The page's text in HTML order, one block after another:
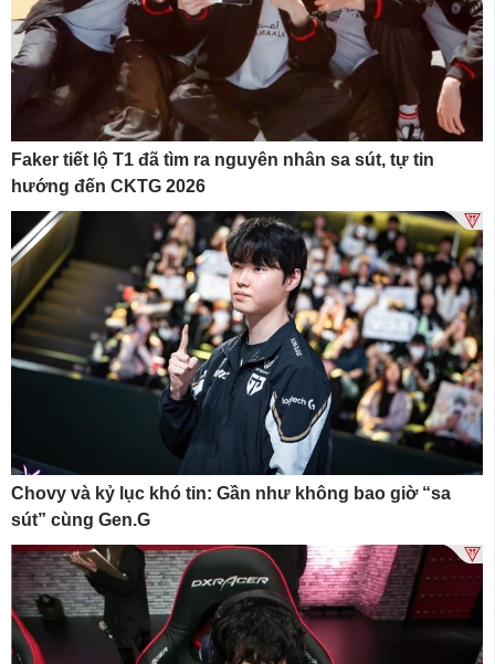
Faker tiết lộ T1 đã tìm ra nguyên nhân sa sút, tự tin
hướng đến CKTG 2026
Chovy và kỷ lục khó tin: Gần như không bao giờ “sa
sút” cùng Gen.G